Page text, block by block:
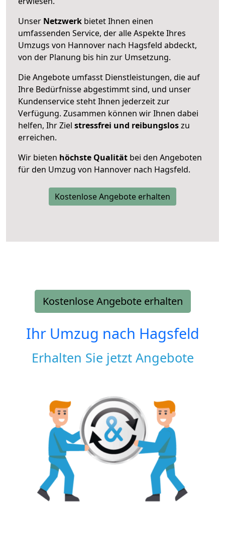
Unser Netzwerk bietet Ihnen einen
umfassenden Service, der alle Aspekte Ihres
Umzugs von Hannover nach Hagsfeld abdeckt,
von der Planung bis hin zur Umsetzung.
Die Angebote umfasst Dienstleistungen, die auf
Ihre Bedürfnisse abgestimmt sind, und unser
Kundenservice steht Ihnen jederzeit zur
Verfügung. Zusammen können wir Ihnen dabei
helfen, Ihr Ziel stressfrei und reibungsloszu
erreichen.
Wir bieten höchste Qualität bei den Angeboten
für den Umzug von Hannover nach Hagsfeld.
Kostenlose Angebote erhalten
Kostenlose Angebote erhalten
Ihr Umzug nach Hagsfeld
Erhalten Sie jetzt Angebote